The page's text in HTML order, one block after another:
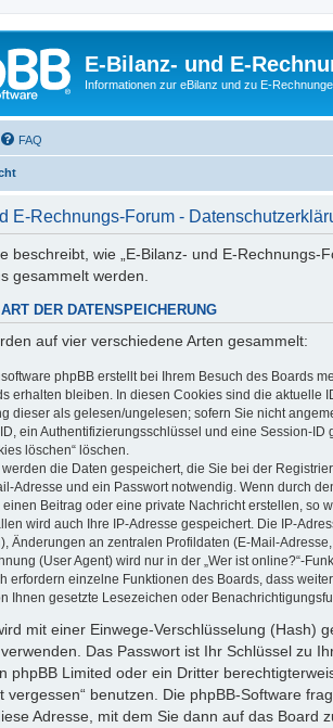
E-Bilanz- und E-
Informationen zur eBilanz und zu E-
FAQ
E-Rechnungs-Forum -
beschreibt, wie „E-Bilanz- und E-
gesammelt werden.
DER DATENSPEICHERUNG
auf vier verschiedene Arten gesammelt:
phpBB erstellt bei Ihrem Besuch des Boards
erhalten bleiben. In diesen Cookies sind die aktuelle
dieser als gelesen/ungelesen; sofern Sie nicht
ein Authentifizierungsschlüssel und eine Session-
löschen“ löschen.
die Daten gespeichert, die Sie bei der
Adresse und ein Passwort notwendig. Wenn durch
einen Beitrag oder eine private Nachricht erstellen, so
wird auch Ihre IP-Adresse gespeichert. Die IP-
Änderungen an zentralen Profildaten (E-Mail-
(User Agent) wird nur in der „Wer ist online?“-
erfordern einzelne Funktionen des Boards, dass
Ihnen gesetzte Lesezeichen oder
mit einer Einwege-Verschlüsselung (Hash)
Das Passwort ist Ihr Schlüssel zu
phpBB Limited oder ein Dritter
vergessen“ benutzen. Die phpBB-Software
Adresse, mit dem Sie dann auf das Board